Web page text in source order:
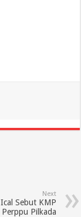
Next
Sebut KMP
Pilkada